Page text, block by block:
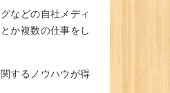
などの自社メディ
か複数の仕事をし
するノウハウが得